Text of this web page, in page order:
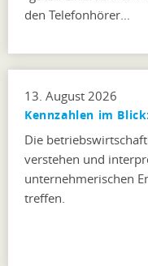
den Telefonhörer…
13. August 2026
Kennzahlen im
Die
verstehen und
unternehmerischen
treffen.